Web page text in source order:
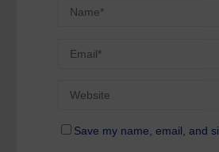
Save my name, email, and